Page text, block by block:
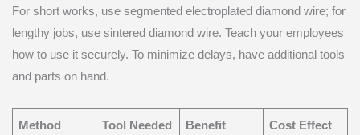
For short works, use segmented electroplated diamond wire; for
lengthy jobs, use sintered diamond wire. Teach your employees
how to use it securely. To minimize delays, have additional tools
and parts on hand.
Method Tool Needed Benefit Cost Effect